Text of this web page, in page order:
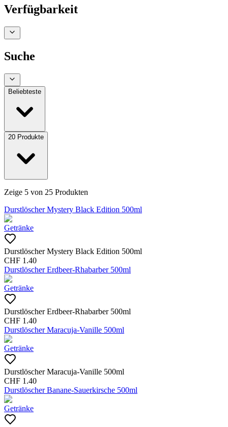
Verfügbarkeit
Suche
Beliebteste
20 Produkte
Zeige 5 von 25 Produkten
Durstlöscher Mystery Black Edition 500ml
Getränke
Durstlöscher Mystery Black Edition 500ml
CHF 1.40
Durstlöscher Erdbeer-Rhabarber 500ml
Getränke
Durstlöscher Erdbeer-Rhabarber 500ml
CHF 1.40
Durstlöscher Maracuja-Vanille 500ml
Getränke
Durstlöscher Maracuja-Vanille 500ml
CHF 1.40
Durstlöscher Banane-Sauerkirsche 500ml
Getränke